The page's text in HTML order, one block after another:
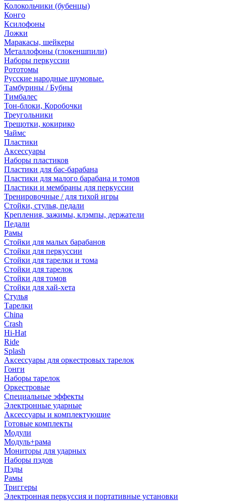
Колокольчики (бубенцы)
Конго
Ксилофоны
Ложки
Маракасы, шейкеры
Металлофоны (глокеншпили)
Наборы перкуссии
Рототомы
Русские народные шумовые.
Тамбурины / Бубны
Тимбалес
Тон-блоки, Коробочки
Треугольники
Трещотки, кокирико
Чаймс
Пластики
Аксессуары
Наборы пластиков
Пластики для бас-барабана
Пластики для малого барабана и томов
Пластики и мембраны для перкуссии
Тренировочные / для тихой игры
Стойки, стулья, педали
Крепления, зажимы, клэмпы, держатели
Педали
Рамы
Стойки для малых барабанов
Стойки для перкуссии
Стойки для тарелки и тома
Стойки для тарелок
Стойки для томов
Стойки для хай-хета
Стулья
Тарелки
China
Crash
Hi-Hat
Ride
Splash
Аксессуары для оркестровых тарелок
Гонги
Наборы тарелок
Оркестровые
Специальные эффекты
Электронные ударные
Аксессуары и комплектующие
Готовые комплекты
Модули
Модуль+рама
Мониторы для ударных
Наборы пэдов
Пэды
Рамы
Триггеры
Электронная перкуссия и портативные установки